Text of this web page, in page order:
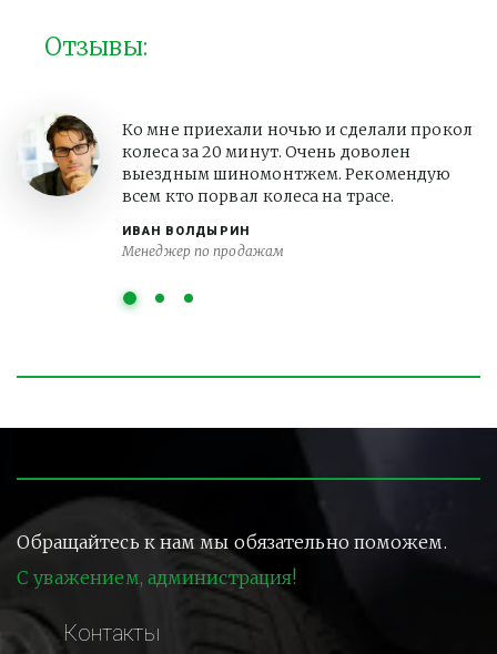
Отзывы:
ИВАН ВОЛДЫРИН
Менеджер по продажам
Ко мне приехали ночью и сделали прокол
колеса за 20 минут. Очень доволен
выездным шиномонтжем. Рекомендую
всем кто порвал колеса на трасе.
Обращайтесь к нам мы обязательно поможем.
С уважением, администрация!
Контакты